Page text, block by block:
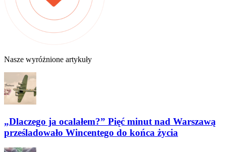
Nasze wyróżnione artykuły
„Dlaczego ja ocalałem?” Pięć minut nad Warszawą
prześladowało Wincentego do końca życia